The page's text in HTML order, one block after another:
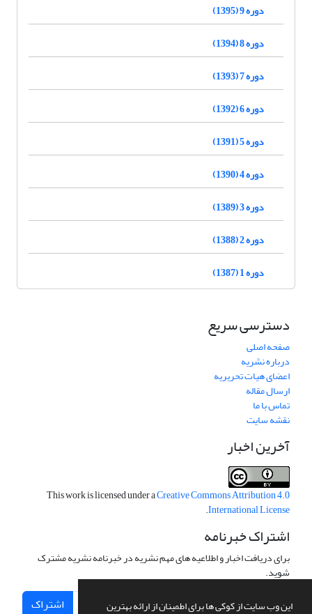
این وب سایت از کوکی ها برای اطمینان از ارائه بهترین
دوره 9 (1395)
دوره 8 (1394)
دوره 7 (1393)
دوره 6 (1392)
دوره 5 (1391)
دوره 4 (1390)
دوره 3 (1389)
دوره 2 (1388)
دوره 1 (1387)
دسترسی سریع
صفحه اصلی
درباره نشریه
اعضای هیات تحریریه
ارسال مقاله
تماس با ما
نقشه سایت
آخرین اخبار
This work is licensed under aCreative Commons Attribution 4.0
International License
.
اشتراک خبرنامه
برای دریافت اخبار و اطلاعیه های مهم نشریه در خبرنامه نشریه مشترک
شوید.
اشتراک